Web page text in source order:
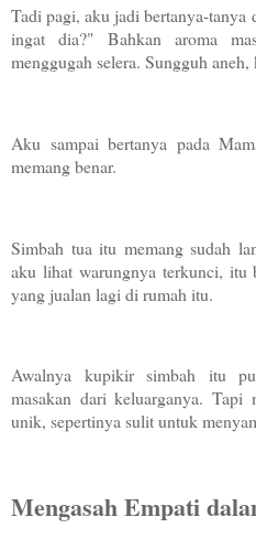
Tadi pagi, aku jadi bertanya-
ingat dia?" Bahkan aroma
menggugah selera. Sungguh aneh,
Aku sampai bertanya pada
memang benar.
Simbah tua itu memang sudah
aku lihat warungnya terkunci, itu
yang jualan lagi di rumah itu.
Awalnya kupikir simbah itu
masakan dari keluarganya. Tapi
unik, sepertinya sulit untuk
Mengasah Empati